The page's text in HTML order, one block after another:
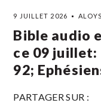
9 JUILLET 2026
Bible audio
ce 09 juillet:
92;
PARTAGER SUR :